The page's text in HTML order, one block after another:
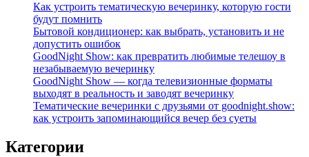
Как устроить тематическую вечеринку, которую гости
будут помнить
Бытовой кондиционер: как выбрать, установить и не
допустить ошибок
GoodNight Show: как превратить любимые телешоу в
незабываемую вечеринку
GoodNight Show — когда телевизионные форматы
выходят в реальность и заводят вечеринку
Тематические вечеринки с друзьями от goodnight.show:
как устроить запоминающийся вечер без суеты
Категории